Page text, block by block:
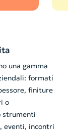
una gamma
formati
finiture
o
strumenti
eventi, incontri